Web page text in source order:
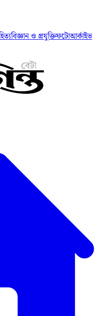
বিজ্ঞান ও প্রযুক্তিফটোআর্কাইভ